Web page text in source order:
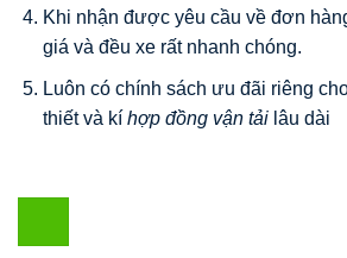
Khi nhận được yêu cầu về đơn
giá và đều xe rất nhanh chóng.
Luôn có chính sách ưu đãi riêng
thiết và kí hợp đồng vận tảilâu dài